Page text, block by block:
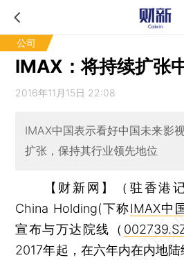
公司
IMAX：将持续扩张
2016年11月15日 22:08
IMAX中国表示看好中国未来影
扩张，保持其行业领先地位
【财新网】（驻香港
China Holding(下称IMAX中
宣布与万达院线（
2017年起，在六年内在内地